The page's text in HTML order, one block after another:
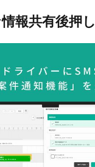
情報共有後押し